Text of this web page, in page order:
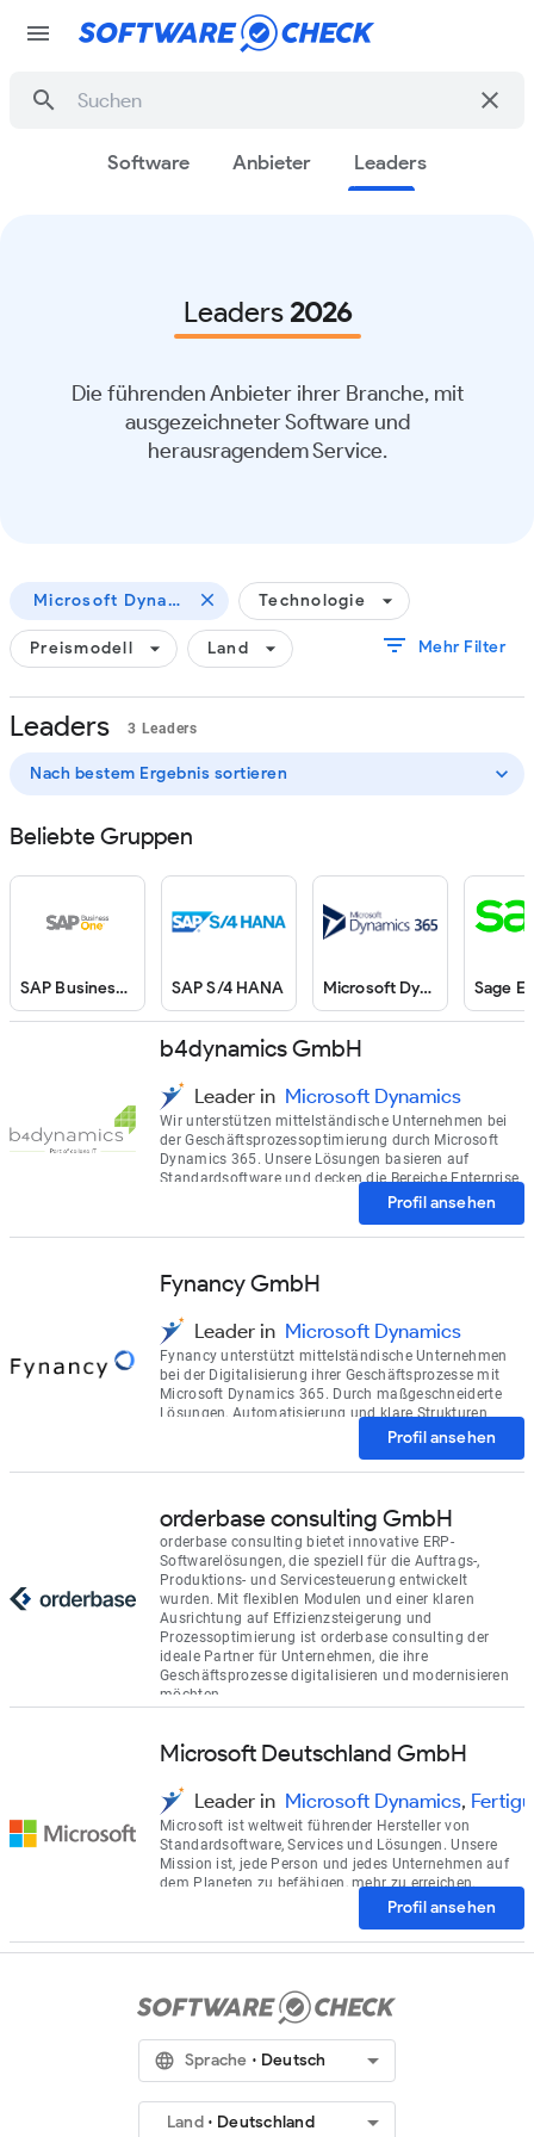
menu
clear
search
Software Anbieter Leaders
Leaders 2026
Die führenden Anbieter ihrer Branche, mit
ausgezeichneter Software und
herausragendem Service.
Microsoft Dynamicsclose Technologie arrow_drop_down
Preismodell arrow_drop_down Land arrow_drop_down filter_list Mehr Filter
Leaders 3 Leaders
Nach bestem Ergebnis sortieren expand_more
Beliebte Gruppen
SAP Business One SAP S/4 HANA Microsoft Dynamics Sage
b4dynamics GmbH
Leader in Microsoft Dynamics
Wir unterstützen mittelständische Unternehmen bei
der Geschäftsprozessoptimierung durch Microsoft
Dynamics 365. Unsere Lösungen basieren auf
Standardsoftware und decken die Bereiche Enterprise
Resource Planning (ERP) sowie CustomerProfil ansehen
Fynancy GmbH
Leader in Microsoft Dynamics
Fynancy unterstützt mittelständische Unternehmen
bei der Digitalisierung ihrer Geschäftsprozesse mit
Microsoft Dynamics 365. Durch maßgeschneiderte
Lösungen, Automatisierung und klare Strukturen
schaffen wir effiziente Abläufe, reduzieren manuelle
Prozesse.
Profil ansehen
orderbase consulting GmbH
orderbase consulting bietet innovative ERP-
Softwarelösungen, die speziell für die Auftrags-,
Produktions- und Servicesteuerung entwickelt
wurden. Mit flexiblen Modulen und einer klaren
Ausrichtung auf Effizienzsteigerung und
Prozessoptimierung ist orderbase consulting der
ideale Partner für Unternehmen, die ihre
Geschäftsprozesse digitalisieren und modernisieren
möchten.
Microsoft Deutschland GmbH
Leader in Microsoft Dynamics,
Microsoft ist weltweit führender Hersteller von
Standardsoftware, Services und Lösungen. Unsere
Mission ist, jede Person und jedes Unternehmen auf
dem Planeten zu befähigen, mehr zu erreichen.
Sicherheit und Zuverlässigkeit, Innovation und
stehen bei der Entwicklung aller Microsoft-Produkte
Profil ansehen
language Sprache Deutsch arrow_drop_down
Land Deutschland arrow_drop_down